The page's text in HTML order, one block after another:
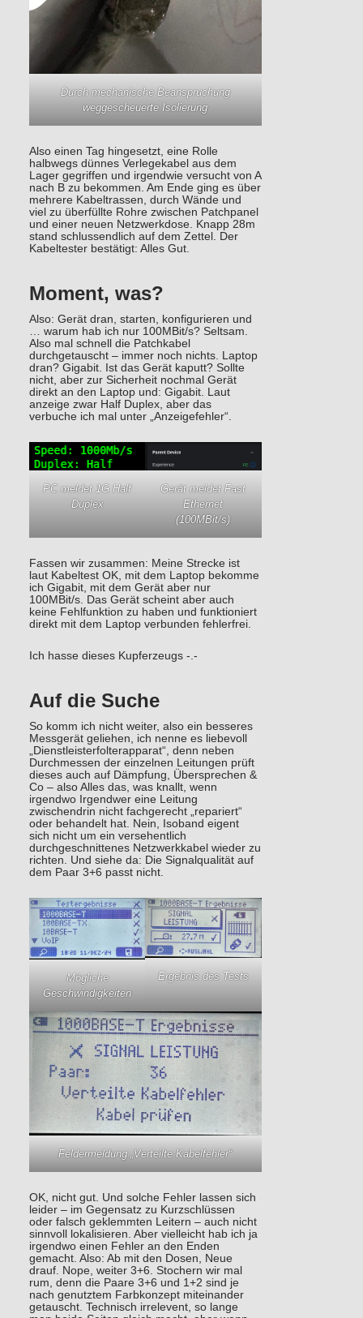
Durch mechanische Beanspruchung
weggescheuerte Isolierung
Also einen Tag hingesetzt, eine Rolle
halbwegs dünnes Verlegekabel aus dem
Lager gegriffen und irgendwie versucht von A
nach B zu bekommen. Am Ende ging es über
mehrere Kabeltrassen, durch Wände und
viel zu überfüllte Rohre zwischen Patchpanel
und einer neuen Netzwerkdose. Knapp 28m
stand schlussendlich auf dem Zettel. Der
Kabeltester bestätigt: Alles Gut.
Moment, was?
Also: Gerät dran, starten, konfigurieren und
… warum hab ich nur 100MBit/s? Seltsam.
Also mal schnell die Patchkabel
durchgetauscht – immer noch nichts. Laptop
dran? Gigabit. Ist das Gerät kaputt? Sollte
nicht, aber zur Sicherheit nochmal Gerät
direkt an den Laptop und: Gigabit. Laut
anzeige zwar Half Duplex, aber das
verbuche ich mal unter „Anzeigefehler“.
PC meldet 1G Half
Duplex
Gerät meldet Fast
Ethernet
(100MBit/s)
Fassen wir zusammen: Meine Strecke ist
laut Kabeltest OK, mit dem Laptop bekomme
ich Gigabit, mit dem Gerät aber nur
100MBit/s. Das Gerät scheint aber auch
keine Fehlfunktion zu haben und funktioniert
direkt mit dem Laptop verbunden fehlerfrei.
Ich hasse dieses Kupferzeugs -.-
Auf die Suche
So komm ich nicht weiter, also ein besseres
Messgerät geliehen, ich nenne es liebevoll
„Dienstleisterfolterapparat“, denn neben
Durchmessen der einzelnen Leitungen prüft
dieses auch auf Dämpfung, Übersprechen &
Co – also Alles das, was knallt, wenn
irgendwo Irgendwer eine Leitung
zwischendrin nicht fachgerecht „repariert“
oder behandelt hat. Nein, Isoband eigent
sich nicht um ein versehentlich
durchgeschnittenes Netzwerkkabel wieder zu
richten. Und siehe da: Die Signalqualität auf
dem Paar 3+6 passt nicht.
Mögliche
Geschwindigkeiten
Ergebnis des Tests
Feldermeldung „Verteilte Kabelfehler“
OK, nicht gut. Und solche Fehler lassen sich
leider – im Gegensatz zu Kurzschlüssen
oder falsch geklemmten Leitern – auch nicht
sinnvoll lokalisieren. Aber vielleicht hab ich ja
irgendwo einen Fehler an den Enden
gemacht. Also: Ab mit den Dosen, Neue
drauf. Nope, weiter 3+6. Stochern wir mal
rum, denn die Paare 3+6 und 1+2 sind je
nach genutztem Farbkonzept miteinander
getauscht. Technisch irrelevent, so lange